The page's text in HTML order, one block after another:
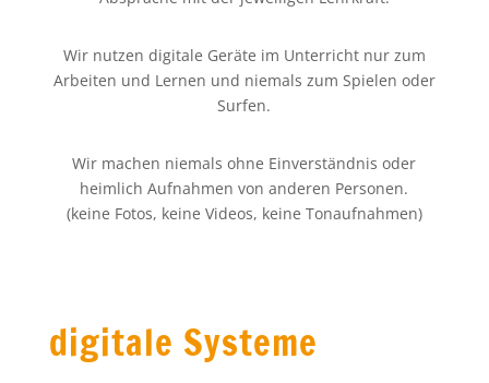
Wir nutzen digitale Geräte im Unterricht nur zum
Arbeiten und Lernen und niemals zum Spielen oder
Surfen.
Wir machen niemals ohne Einverständnis oder
heimlich Aufnahmen von anderen Personen.
(keine Fotos, keine Videos, keine Tonaufnahmen)
digitale Systeme